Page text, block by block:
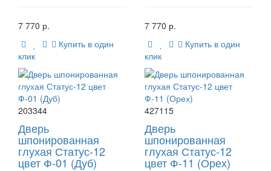
7 770 р.
Купить в один
клик
7 770 р.
Купить в один
клик
203344
Дверь
шпонированная
глухая Статус-12
цвет Ф-01 (Дуб)
427115
Дверь
шпонированная
глухая Статус-12
цвет Ф-11 (Орех)